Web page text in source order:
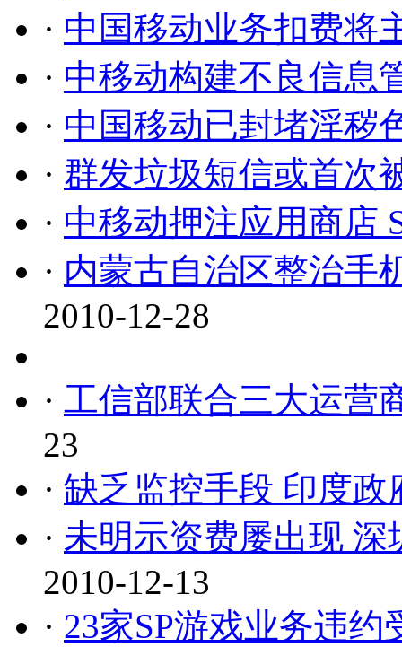
· 中国移动业务扣费将
· 中移动构建不良信息
· 中国移动已封堵淫秽
· 群发垃圾短信或首次
· 中移动押注应用商店
· 内蒙古自治区整治手
2010-12-28
· 工信部联合三大运营
23
· 缺乏监控手段 印度政
· 未明示资费屡出现 深
2010-12-13
· 23家SP游戏业务违